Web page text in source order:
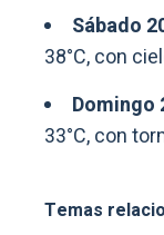
Sábado
38°C, con
Domingo
33°C, con
Temas